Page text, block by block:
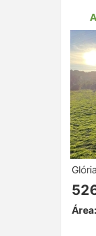
Área: